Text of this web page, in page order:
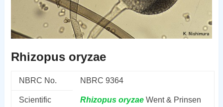
Rhizopus oryzae
NBRC No. NBRC 9364
Scientific
Rhizopus oryzaeWent & Prinsen